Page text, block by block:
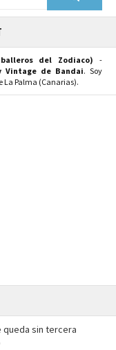
del Zodiaco) -
Vintage de Bandai. Soy
La Palma (Canarias).
queda sin tercera